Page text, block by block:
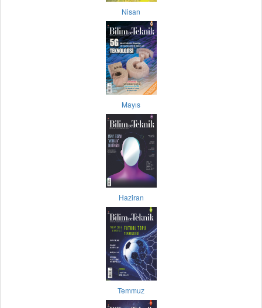
Nisan
Mayıs
Haziran
Temmuz